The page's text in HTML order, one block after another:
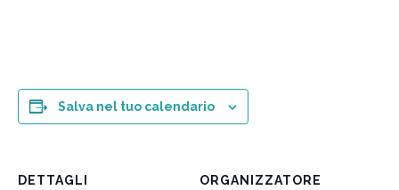
Salva nel tuo calendario
DETTAGLI
ORGANIZZATORE